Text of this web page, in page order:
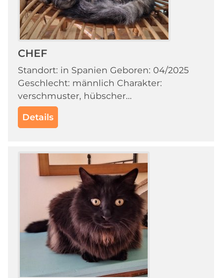
CHEF
Standort: in Spanien Geboren: 04/2025
Geschlecht: männlich Charakter:
verschmuster, hübscher...
Details